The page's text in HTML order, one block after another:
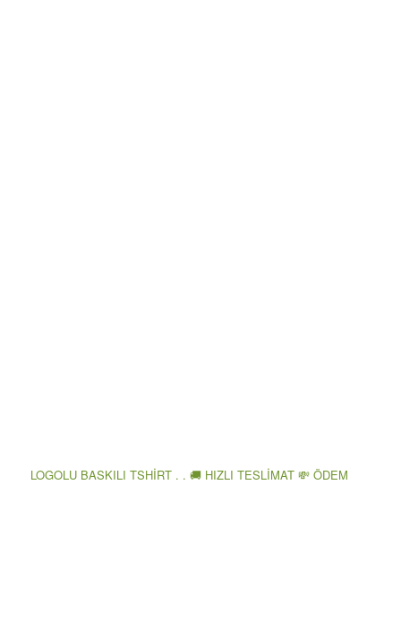
LOGOLU BASKILI TSHİRT . . 🚚 HIZLI TESLİMAT 💸 ÖDEM